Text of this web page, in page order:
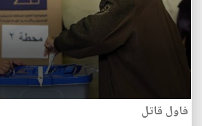
فاول قاتل